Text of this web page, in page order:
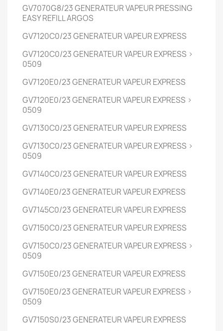
GV7070G8/23GENERATEUR VAPEUR PRESSING
EASY REFILLARGOS
GV7120C0/23GENERATEUR VAPEUR EXPRESS
GV7120C0/23GENERATEUR VAPEUR EXPRESS >
0509
GV7120E0/23GENERATEUR VAPEUR EXPRESS
GV7120E0/23GENERATEUR VAPEUR EXPRESS >
0509
GV7130C0/23GENERATEUR VAPEUR EXPRESS
GV7130C0/23GENERATEUR VAPEUR EXPRESS >
0509
GV7140C0/23GENERATEUR VAPEUR EXPRESS
GV7140E0/23GENERATEUR VAPEUR EXPRESS
GV7145C0/23GENERATEUR VAPEUR EXPRESS
GV7150C0/23GENERATEUR VAPEUR EXPRESS
GV7150C0/23GENERATEUR VAPEUR EXPRESS >
0509
GV7150E0/23GENERATEUR VAPEUR EXPRESS
GV7150E0/23GENERATEUR VAPEUR EXPRESS >
0509
GV7150S0/23GENERATEUR VAPEUR EXPRESS